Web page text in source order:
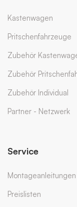
Kastenwagen
Pritschenfahrzeuge
Zubehör
Zubehör
Zubehör Individual
Partner - Netzwerk
Service
Montageanleitungen
Preislisten